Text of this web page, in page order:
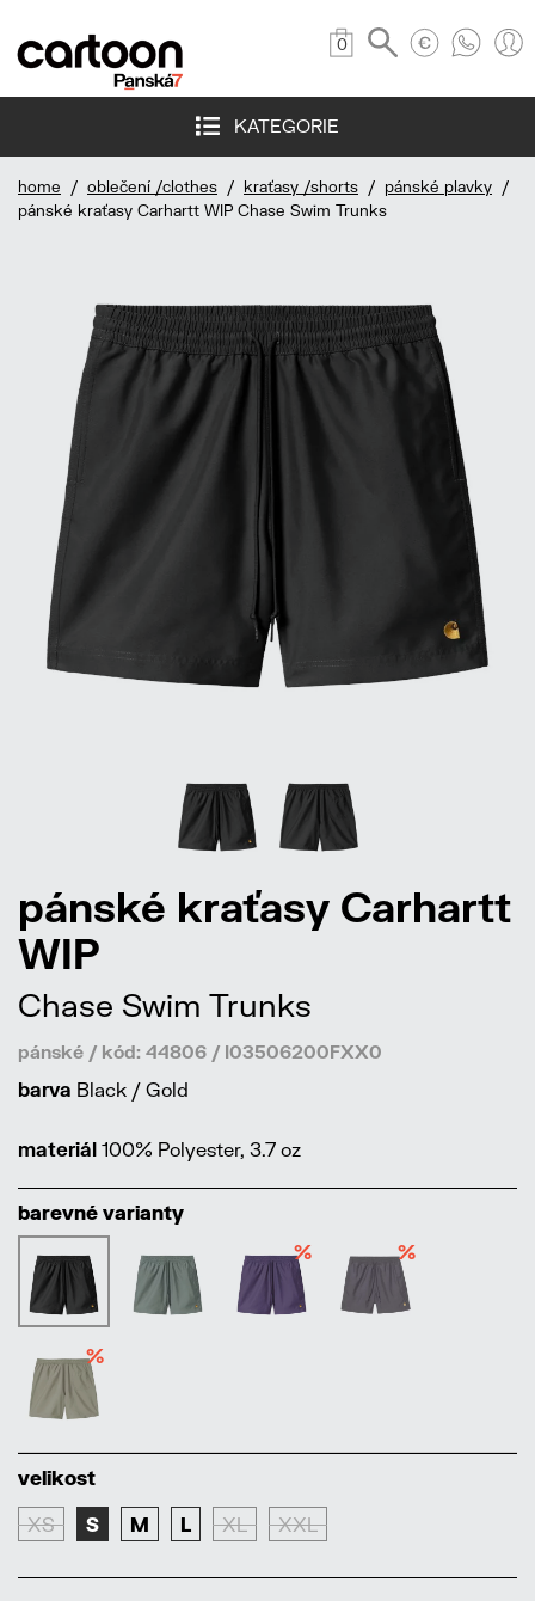
0
KATEGORIE
home / oblečení /clothes / kraťasy /shorts / pánské plavky /
pánské kraťasy Carhartt WIP Chase Swim Trunks
pánské kraťasy Carhartt
WIP
Chase Swim Trunks
pánské / kód: 44806 / I03506200FXX0
barva Black / Gold
materiál 100% Polyester, 3.7 oz
barevné varianty
%
%
%
velikost
XS S M L XL XXL